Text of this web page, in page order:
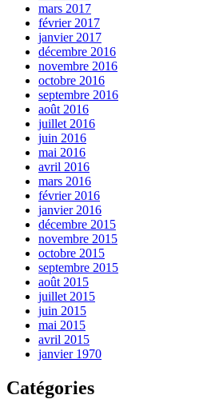
mars 2017
février 2017
janvier 2017
décembre 2016
novembre 2016
octobre 2016
septembre 2016
août 2016
juillet 2016
juin 2016
mai 2016
avril 2016
mars 2016
février 2016
janvier 2016
décembre 2015
novembre 2015
octobre 2015
septembre 2015
août 2015
juillet 2015
juin 2015
mai 2015
avril 2015
janvier 1970
Catégories